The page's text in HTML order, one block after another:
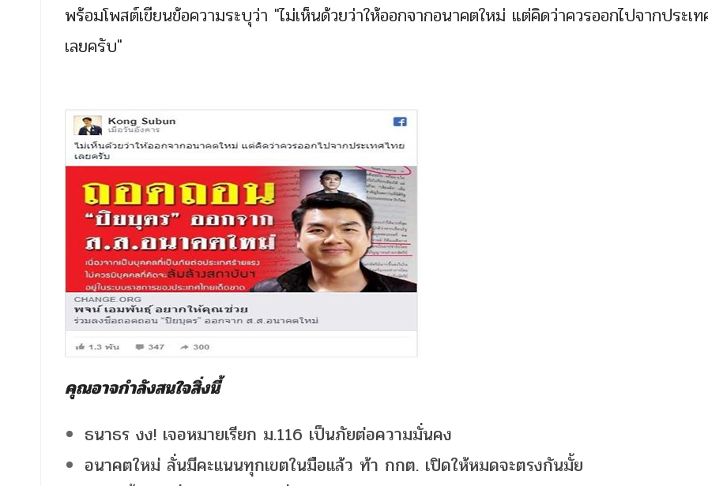
พร้อมโพสต์เขียนข้อความระบุว่า "ไม่เห็นด้วยว่าให้ออกจากอนาคตใหม่ แต่คิดว่าควรออกไปจากประเ
เลยครับ"
คุณอาจกำลังสนใจสิ่งนี้
ธนาธร งง! เจอหมายเรียก ม.116 เป็นภัยต่อความมั่นคง
อนาคตใหม่ ลั่นมีคะแนนทุกเขตในมือแล้ว ท้า กกต. เปิดให้หมดจะตรงกันมั้ย